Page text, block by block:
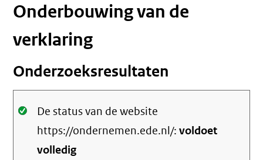
Onderbouwing van de
verklaring
Onderzoeksresultaten
Oké.
De status van de website
https://ondernemen.ede.nl/:voldoet
volledig